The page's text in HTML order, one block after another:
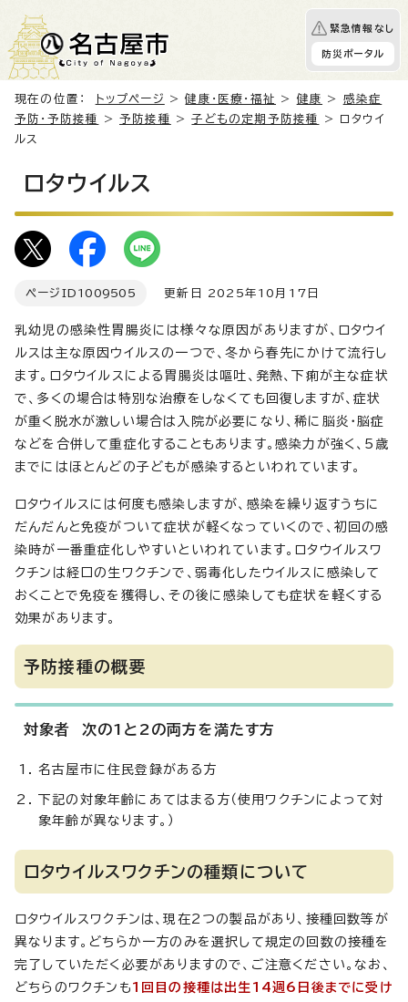
緊急情報なし
防災ポータル
現在の位置： トップページ >健康・医療・福祉 > 健康 > 感染症
予防・予防接種
>予防接種 >子どもの定期予防接種
> ロタウイ
ルス
ロタウイルス
ページID 1009505 更新日 2025年10月17日
乳幼児の感染性胃腸炎には様々な原因がありますが、ロタウイ
ルスは主な原因ウイルスの一つで、冬から春先にかけて流行し
ます。ロタウイルスによる胃腸炎は嘔吐、発熱、下痢が主な症状
で、多くの場合は特別な治療をしなくても回復しますが、症状
が重く脱水が激しい場合は入院が必要になり、稀に脳炎・脳症
などを合併して重症化することもあります。感染力が強く、5歳
までにはほとんどの子どもが感染するといわれています。
ロタウイルスには何度も感染しますが、感染を繰り返すうちに
だんだんと免疫がついて症状が軽くなっていくので、初回の感
染時が一番重症化しやすいといわれています。ロタウイルスワ
クチンは経口の生ワクチンで、弱毒化したウイルスに感染して
おくことで免疫を獲得し、その後に感染しても症状を軽くする
効果があります。
予防接種の概要
対象者 次の1と2の両方を満たす方
名古屋市に住民登録がある方
下記の対象年齢にあてはまる方（使用ワクチンによって対
象年齢が異なります。）
ロタウイルスワクチンの種類について
ロタウイルスワクチンは、現在2つの製品があり、接種回数等が
異なります。どちらか一方のみを選択して規定の回数の接種を
完了していただく必要がありますので、ご注意ください。なお、
どちらのワクチンも 1回目の接種は出生14週6日後までに受け